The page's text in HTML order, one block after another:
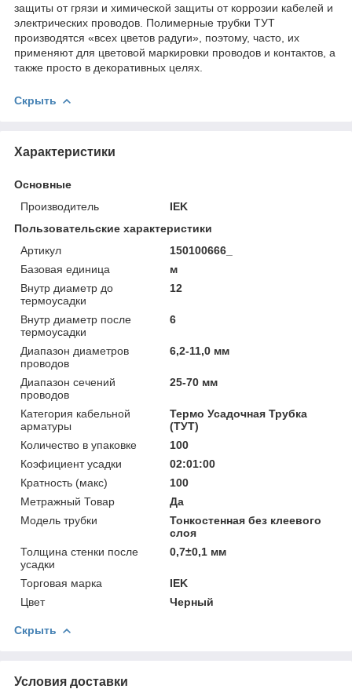
защиты от грязи и химической защиты от коррозии кабелей и
электрических проводов. Полимерные трубки ТУТ
производятся «всех цветов радуги», поэтому, часто, их
применяют для цветовой маркировки проводов и контактов, а
также просто в декоративных целях.
Скрыть
Характеристики
Основные
Производитель
IEK
Пользовательские характеристики
Артикул
150100666_
Базовая единица
м
Внутр диаметр до
термоусадки
12
Внутр диаметр после
термоусадки
6
Диапазон диаметров
проводов
6,2-11,0 мм
Диапазон сечений
проводов
25-70 мм
Категория кабельной
арматуры
Термо Усадочная Трубка
(ТУТ)
Количество в упаковке
100
Коэфициент усадки
02:01:00
Кратность (макс)
100
Метражный Товар
Да
Модель трубки
Тонкостенная без клеевого
слоя
Толщина стенки после
усадки
0,7±0,1 мм
Торговая марка
IEK
Цвет
Черный
Скрыть
Условия доставки